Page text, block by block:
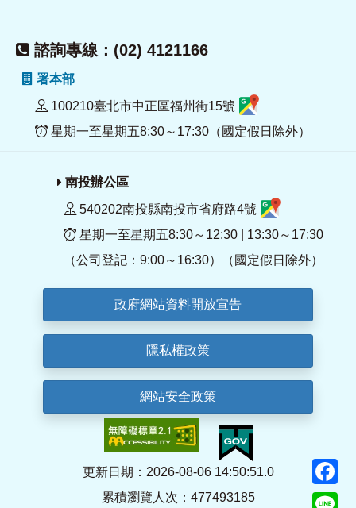
諮詢專線：(02) 4121166
署本部
100210臺北市中正區福州街15號
星期一至星期五8:30～17:30（國定假日除外）
南投辦公區
540202南投縣南投市省府路4號
星期一至星期五8:30～12:30 | 13:30～17:30
（公司登記：9:00～16:30）（國定假日除外）
政府網站資料開放宣告
隱私權政策
網站安全政策
更新日期：2026-08-06 14:50:51.0
累積瀏覽人次：477493185